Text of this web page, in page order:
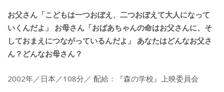
お父さん「こどもは一つおぼえ、二つおぼえて大人になって
いくんだよ」 お母さん「おばあちゃんの命はお父さんに、そ
しておまえにつながっているんだよ」 あなたはどんなお父さ
ん？どんなお母さん？
2002年／日本／108分／ 配給：『森の学校』上映委員会